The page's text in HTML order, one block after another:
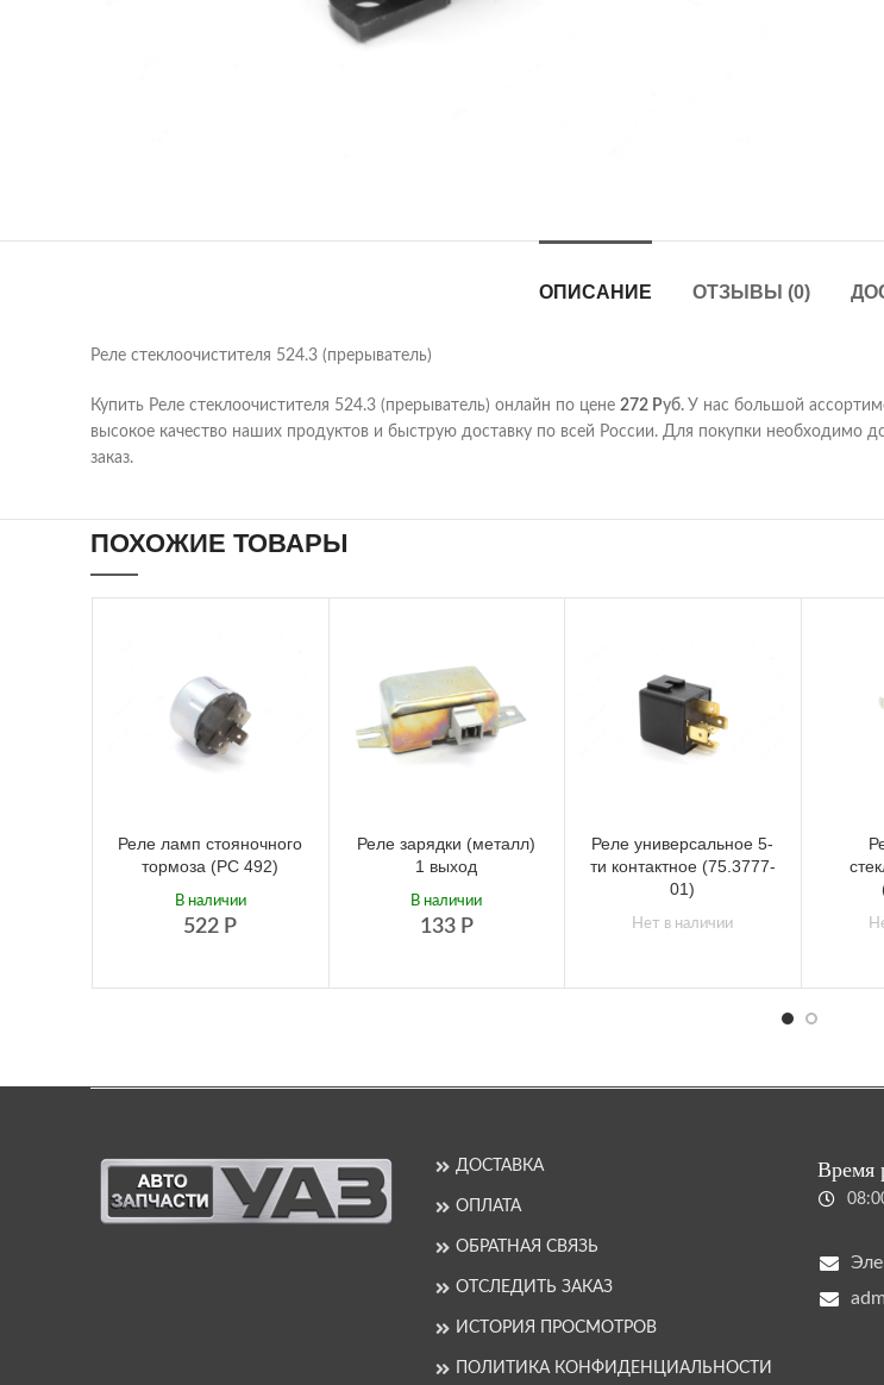
ОПИСАНИЕ ОТЗЫВЫ (0)
Реле стеклоочистителя 524.3 (прерыватель)
Купить Реле стеклоочистителя 524.3 (прерыватель) онлайн по цене 272 Руб. У нас большой
высокое качество наших продуктов и быструю доставку по всей России. Для покупки необходимо
заказ.
ПОХОЖИЕ ТОВАРЫ
Реле ламп стояночного
тормоза (РС 492)
522 Р
В наличии
Реле зарядки (металл)
1 выход
133 Р
В наличии
Реле универсальное 5-
ти контактное (75.3777-
01)
Нет в наличии
ДОСТАВКА
ОПЛАТА
ОБРАТНАЯ СВЯЗЬ
ОТСЛЕДИТЬ ЗАКАЗ
ИСТОРИЯ ПРОСМОТРОВ
ПОЛИТИКА КОНФИДЕНЦИАЛЬНОСТИ
Время